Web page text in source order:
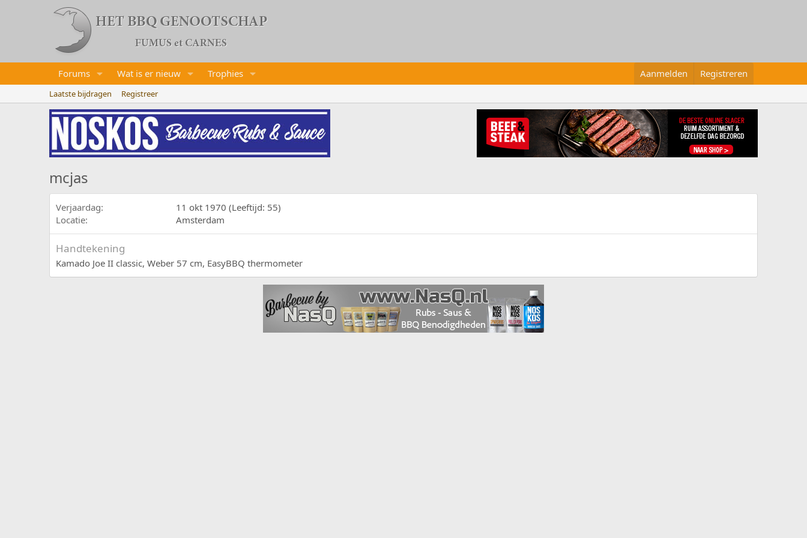
Forums Wat is er nieuw Trophies Aanmelden Registreren
Laatste bijdragen Registreer
mcjas
Verjaardag
11 okt 1970 (Leeftijd: 55)
Locatie
Amsterdam
Handtekening
Kamado Joe II classic, Weber 57 cm, EasyBBQ thermometer